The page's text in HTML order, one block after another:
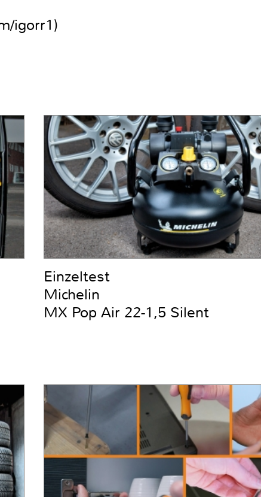
igorr1)
Einzeltest
Michelin
MX Pop Air 22-1,5 Silent